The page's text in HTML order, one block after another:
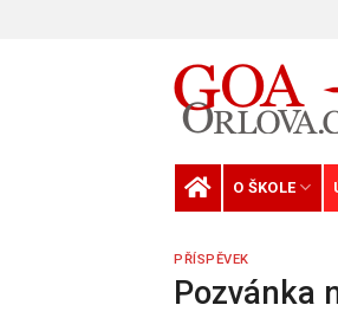
O ŠKOLE
PŘÍSPĚVEK
Pozvánka